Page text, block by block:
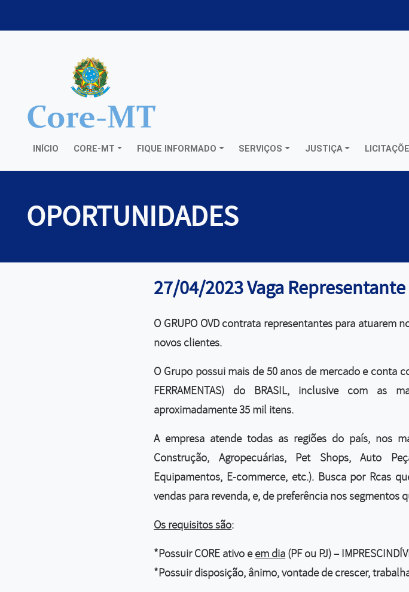
INÍCIO CORE-MT FIQUE INFORMADO SERVIÇOS JUSTIÇA
OPORTUNIDADES
27/04/2023 Vaga
O GRUPO OVD contrata representantes para
novos clientes.
O Grupo possui mais de 50 anos de mercado e conta
FERRAMENTAS) do BRASIL, inclusive com as
aproximadamente 35 mil itens.
A empresa atende todas as regiões do país, nos
Construção, Agropecuárias, Pet Shops, Auto
Equipamentos, E-commerce, etc.). Busca por Rcas
vendas para revenda, e, de preferência nos segmentos
Os requisitos são:
*Possuir CORE ativo eem dia (PF ou PJ) –
*Possuir disposição, ânimo, vontade de crescer,